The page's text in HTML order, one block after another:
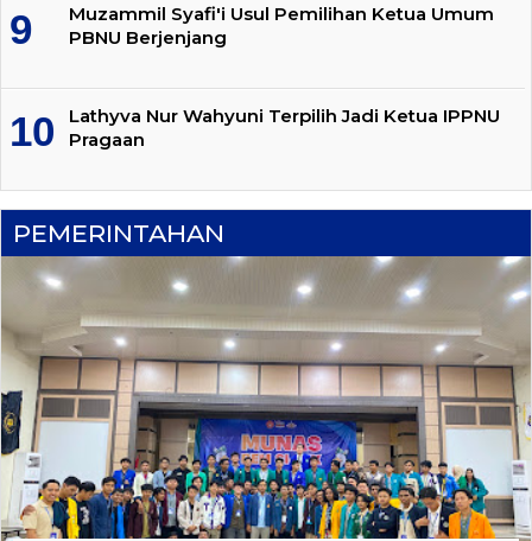
Muzammil Syafi'i Usul Pemilihan Ketua Umum
PBNU Berjenjang
Lathyva Nur Wahyuni Terpilih Jadi Ketua IPPNU
Pragaan
PEMERINTAHAN